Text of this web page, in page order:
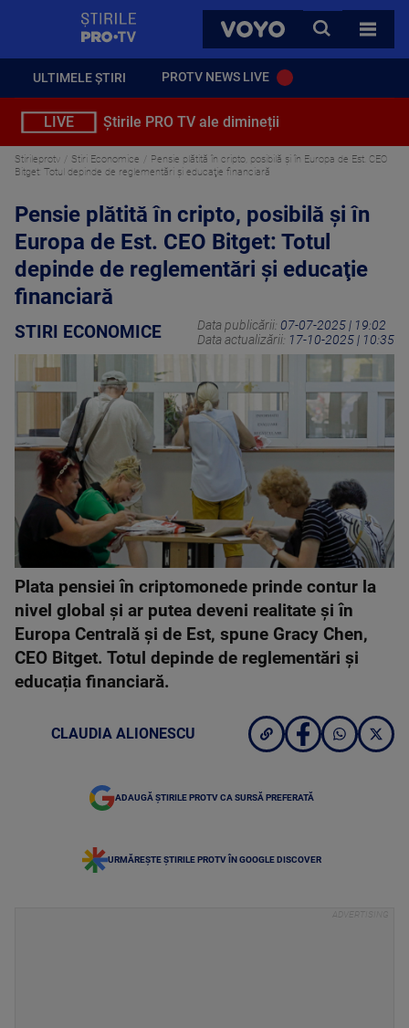
VOYO
CAUTA
TOATE
ULTIMELE ȘTIRI PROTV NEWS LIVE
LIVE Știrile PRO TV ale dimineții
Stirileprotv Stiri Economice
Pensie plătită în cripto, posibilă şi în Europa de Est. CEO
Bitget: Totul depinde de reglementări şi educaţie financiară
Pensie plătită în cripto, posibilă şi în
Europa de Est. CEO Bitget: Totul
depinde de reglementări şi educaţie
financiară
STIRI ECONOMICE Data publicării: 07-07-2025 | 19:02
Data actualizării: 17-10-2025 | 10:35
Plata pensiei în criptomonede prinde contur la
nivel global și ar putea deveni realitate și în
Europa Centrală și de Est, spune Gracy Chen,
CEO Bitget. Totul depinde de reglementări și
educația financiară.
CLAUDIA ALIONESCU
ADAUGĂ ȘTIRILE PROTV CA SURSĂ PREFERATĂ
URMĂREȘTE ȘTIRILE PROTV ÎN GOOGLE DISCOVER